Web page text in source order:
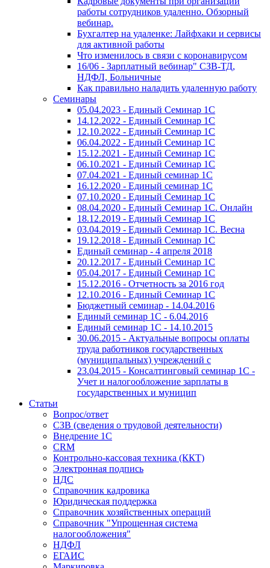
работы сотрудников удаленно. Обзорный
вебинар.
Бухгалтер на удаленке: Лайфхаки и сервисы
для активной работы
Что изменилось в связи с коронавирусом
16/06 - Зарплатный вебинар" СЗВ-ТД,
НДФЛ, Больничные
Как правильно наладить удаленную работу
Семинары
05.04.2023 - Единый Семинар 1С
14.12.2022 - Единый Семинар 1С
12.10.2022 - Единый Семинар 1С
06.04.2022 - Единый Семинар 1С
15.12.2021 - Единый Семинар 1С
06.10.2021 - Единый Семинар 1С
07.04.2021 - Единый семинар 1С
16.12.2020 - Единый семинар 1С
07.10.2020 - Единый Семинар 1С
08.04.2020 - Единый Семинар 1С. Онлайн
18.12.2019 - Единый Семинар 1С
03.04.2019 - Единый Семинар 1С. Весна
19.12.2018 - Единый Семинар 1С
Единый семинар - 4 апреля 2018
20.12.2017 - Единый Семинар 1С
05.04.2017 - Единый Семинар 1С
15.12.2016 - Отчетность за 2016 год
12.10.2016 - Единый Семинар 1С
Бюджетный семинар - 14.04.2016
Единый семинар 1С - 6.04.2016
Единый семинар 1С - 14.10.2015
30.06.2015 - Актуальные вопросы оплаты
труда работников государственных
(муниципальных) учреждений с
23.04.2015 - Консалтинговый семинар 1С -
Учет и налогообложение зарплаты в
государственных и муницип
Статьи
Вопрос/ответ
СЗВ (сведения о трудовой деятельности)
Внедрение 1С
CRM
Контрольно-кассовая техника (ККТ)
Электронная подпись
НДС
Справочник кадровика
Юридическая поддержка
Справочник хозяйственных операций
Справочник "Упрощенная система
налогообложения"
НДФЛ
ЕГАИС